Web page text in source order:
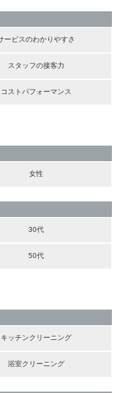
ービスのわかりやすさ
スタッフの接客力
コストパフォーマンス
女性
30代
50代
キッチンクリーニング
浴室クリーニング